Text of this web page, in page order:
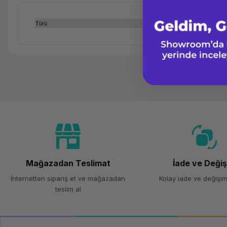
Türü
Mağazadan Teslimat
İnternetten sipariş et ve mağazadan
teslim al
İade ve
Kolay iade ve